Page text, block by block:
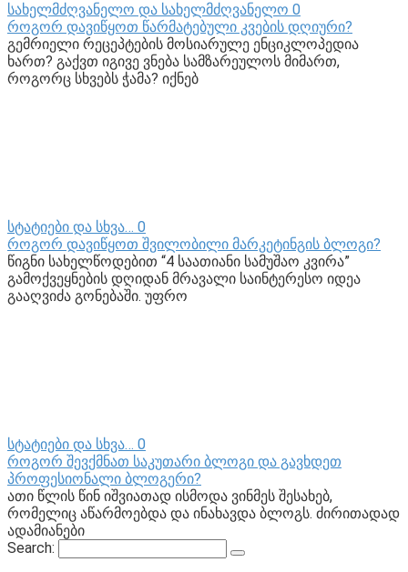
სახელმძღვანელო და სახელმძღვანელო 0
როგორ დავიწყოთ წარმატებული კვების დღიური?
გემრიელი რეცეპტების მოსიარულე ენციკლოპედია
ხართ? გაქვთ იგივე ვნება სამზარეულოს მიმართ,
როგორც სხვებს ჭამა? იქნებ
სტატიები და სხვა… 0
როგორ დავიწყოთ შვილობილი მარკეტინგის ბლოგი?
წიგნი სახელწოდებით “4 საათიანი სამუშაო კვირა”
გამოქვეყნების დღიდან მრავალი საინტერესო იდეა
გააღვიძა გონებაში. უფრო
სტატიები და სხვა… 0
როგორ შევქმნათ საკუთარი ბლოგი და გავხდეთ
პროფესიონალი ბლოგერი?
ათი წლის წინ იშვიათად ისმოდა ვინმეს შესახებ,
რომელიც აწარმოებდა და ინახავდა ბლოგს. ძირითადად
ადამიანები
Search: